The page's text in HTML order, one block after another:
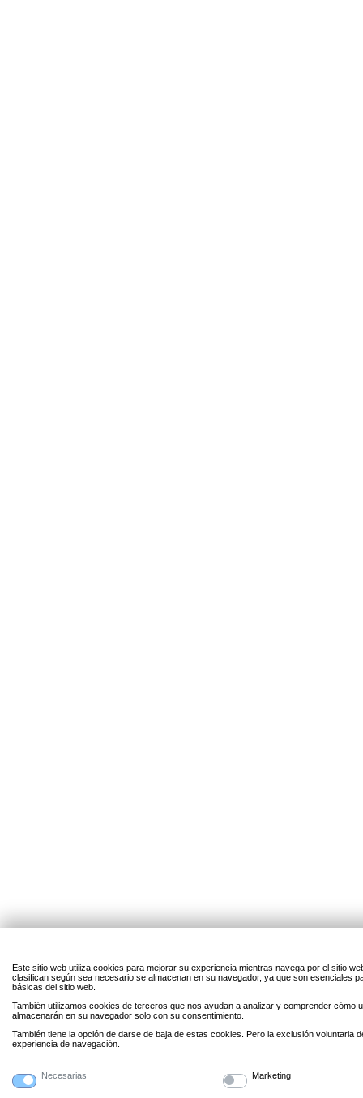
Este sitio web utiliza cookies para mejorar su experiencia mientras navega por el sitio
clasifican según sea necesario se almacenan en su navegador, ya que son esenciales
básicas del sitio web.
También utilizamos cookies de terceros que nos ayudan a analizar y comprender cómo
almacenarán en su navegador solo con su consentimiento.
También tiene la opción de darse de baja de estas cookies. Pero la exclusión voluntaria
experiencia de navegación.
Necesarias Marketing